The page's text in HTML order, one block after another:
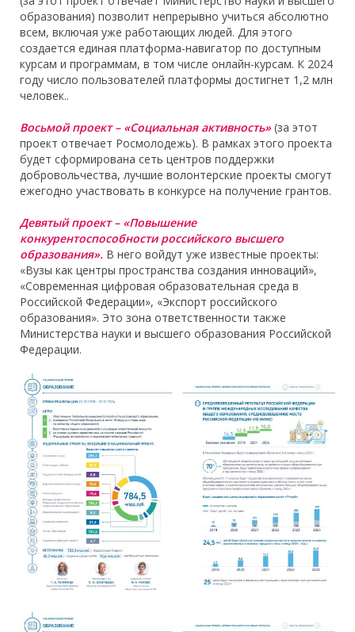
образования) позволит непрерывно учиться абсолютно
всем, включая уже работающих людей. Для этого
создается единая платформа-навигатор по доступным
курсам и программам, в том числе онлайн-курсам. К 2024
году число пользователей платформы достигнет 1,2 млн
человек..
Восьмой проект – «Социальная активность» (за этот
проект отвечает Росмолодежь). В рамках этого проекта
будет сформирована сеть центров поддержки
добровольчества, лучшие волонтерские проекты смогут
ежегодно участвовать в конкурсе на получение грантов.
Девятый проект – «Повышение
конкурентоспособности российского высшего
образования». В него войдут уже известные проекты:
«Вузы как центры пространства создания инноваций»,
«Современная цифровая образовательная среда в
Российской Федерации», «Экспорт российского
образования». Это зона ответственности также
Министерства науки и высшего образования Российской
Федерации.